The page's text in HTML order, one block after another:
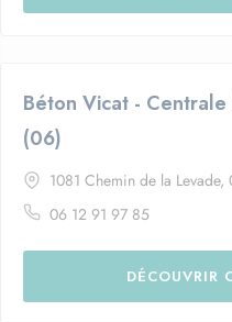
Béton Vicat -
(06)
1081 Chemin de la
06 12 91 97 85
DÉCOUVRIR